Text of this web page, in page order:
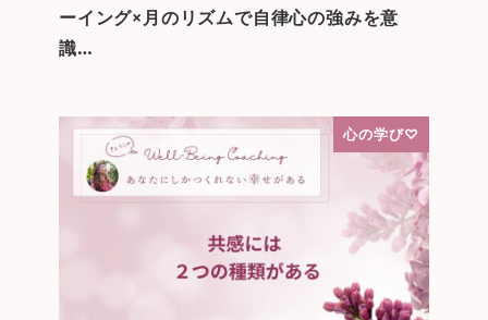
ーイング×月のリズムで自律心の強みを意
識…
心の学び♡